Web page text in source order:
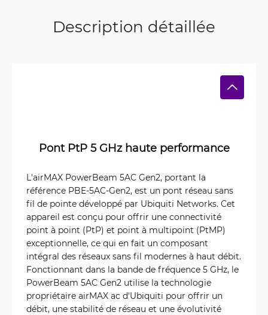
Description détaillée
Pont PtP 5 GHz haute performance
L'airMAX PowerBeam 5AC Gen2, portant la
référence PBE-5AC-Gen2, est un pont réseau sans
fil de pointe développé par Ubiquiti Networks. Cet
appareil est conçu pour offrir une connectivité
point à point (PtP) et point à multipoint (PtMP)
exceptionnelle, ce qui en fait un composant
intégral des réseaux sans fil modernes à haut débit.
Fonctionnant dans la bande de fréquence 5 GHz, le
PowerBeam 5AC Gen2 utilise la technologie
propriétaire airMAX ac d'Ubiquiti pour offrir un
débit, une stabilité de réseau et une évolutivité